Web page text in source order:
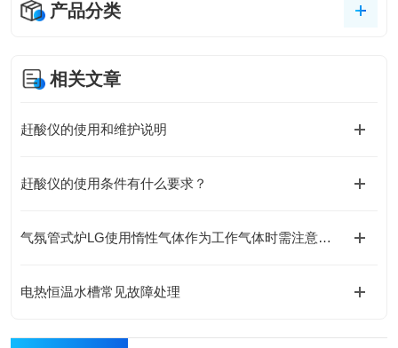
产品分类
相关文章
赶酸仪的使用和维护说明
赶酸仪的使用条件有什么要求？
气氛管式炉LG使用惰性气体作为工作气体时需注意的细节
电热恒温水槽常见故障处理